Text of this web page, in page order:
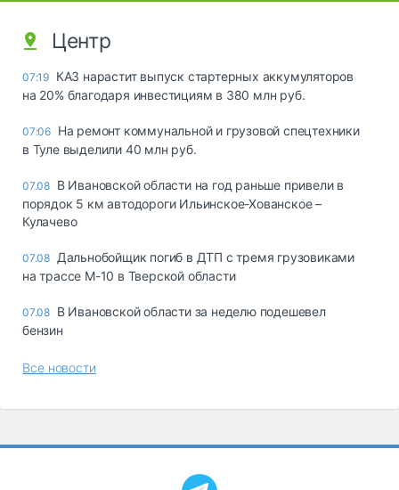
Центр
07:19 КАЗ нарастит выпуск стартерных аккумуляторов
на 20% благодаря инвестициям в 380 млн руб.
07:06 На ремонт коммунальной и грузовой спецтехники
в Туле выделили 40 млн руб.
07.08 В Ивановской области на год раньше привели в
порядок 5 км автодороги Ильинское-Хованское –
Кулачево
07.08 Дальнобойщик погиб в ДТП с тремя грузовиками
на трассе М-10 в Тверской области
07.08 В Ивановской области за неделю подешевел
бензин
Все новости